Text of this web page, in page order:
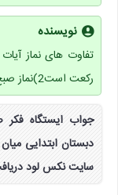
نویسنده
رکعت است2)نماز صبح ۲ کرده و نماز آیات ۱۰ رکعت دارد
دبستان ابتدایی
سایت نکس لود